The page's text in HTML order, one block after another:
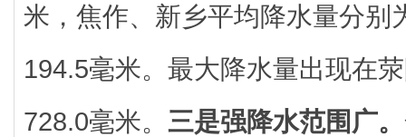
米，焦作、新乡平均降水量分别
194.5毫米。最大降水量出现在
728.0毫米。 三是强降水范围广。